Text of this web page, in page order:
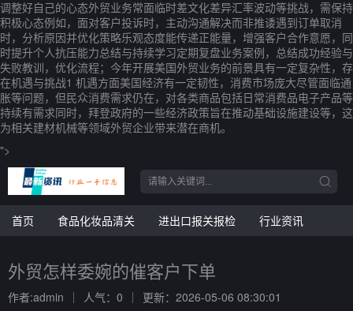
调整好自己的心态外贸业务常面临时差文化差异汇率波动等挑战，需保持
积极心态例如，面对客户投诉时，主动沟通解决而非推诿遇到订单取消
时，分析原因并优化策略乐观态度能传递正能量，增强客户合作意愿，同
时提升个人抗压能力总结与持续学习定期复盘业务案例，总结成功经验与
失败教训，优化流程；今年开展美国外贸业务的前景具有一定复杂性，存
在机遇与挑战1 机遇方面美国经济有一定韧性，消费市场庞大尽管面临通
胀等问题，但民众消费需求仍在，对各类商品包括日常消费品电子产品等
持续有需求同时，拜登政府的一些经济政策旨在推动基础设施建设等，这
为相关建材机械等领域外贸企业带来潜在商机。
">
首页 食品化妆品清关 进出口报关报检 行业资讯
外贸怎样委婉的催客户下单
作者:admin 人气：0
更新：2026-05-06 08:30:01